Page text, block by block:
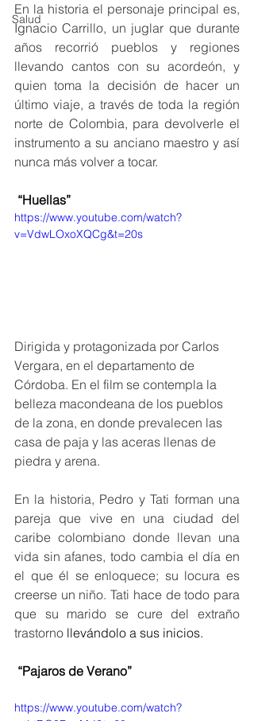
Salud
En la historia el personaje principal es,
Ignacio Carrillo, un juglar que durante
años recorrió pueblos y regiones
llevando cantos con su acordeón, y
quien toma la decisión de hacer un
último viaje, a través de toda la región
norte de Colombia, para devolverle el
instrumento a su anciano maestro y así
nunca más volver a tocar.
“Huellas”
https://www.youtube.com/watch?
v=VdwLOxoXQCg&t=20s
Dirigida y protagonizada por Carlos
Vergara, en el departamento de
Córdoba. En el film se contempla la
belleza macondeana de los pueblos
de la zona, en donde prevalecen las
casa de paja y las aceras llenas de
piedra y arena.
En la historia, Pedro y Tati forman una
pareja que vive en una ciudad del
caribe colombiano donde llevan una
vida sin afanes, todo cambia el día en
el que él se enloquece; su locura es
creerse un niño. Tati hace de todo para
que su marido se cure del extraño
trastorno llevándolo a sus inicios.
“Pajaros de Verano”
https://www.youtube.com/watch?